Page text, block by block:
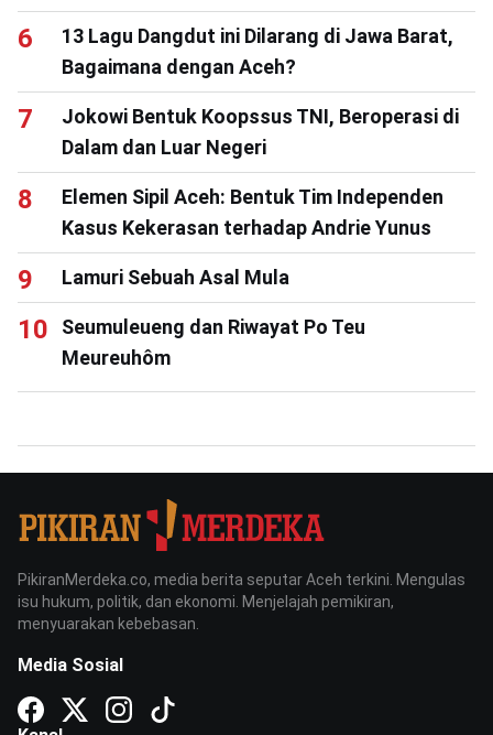
13 Lagu Dangdut ini Dilarang di Jawa Barat,
Bagaimana dengan Aceh?
Jokowi Bentuk Koopssus TNI, Beroperasi di
Dalam dan Luar Negeri
Elemen Sipil Aceh: Bentuk Tim Independen
Kasus Kekerasan terhadap Andrie Yunus
Lamuri Sebuah Asal Mula
Seumuleueng dan Riwayat Po Teu
Meureuhôm
PikiranMerdeka.co, media berita seputar Aceh terkini. Mengulas
isu hukum, politik, dan ekonomi. Menjelajah pemikiran,
menyuarakan kebebasan.
Media Sosial